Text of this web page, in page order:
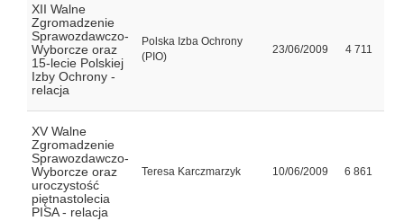
XII Walne
Zgromadzenie
Sprawozdawczo-
Wyborcze oraz
15-lecie Polskiej
Izby Ochrony -
relacja
Polska Izba Ochrony
(PIO)
23/06/2009 4 711
XV Walne
Zgromadzenie
Sprawozdawczo-
Wyborcze oraz
uroczystość
piętnastolecia
PISA - relacja
Teresa Karczmarzyk 10/06/2009 6 861